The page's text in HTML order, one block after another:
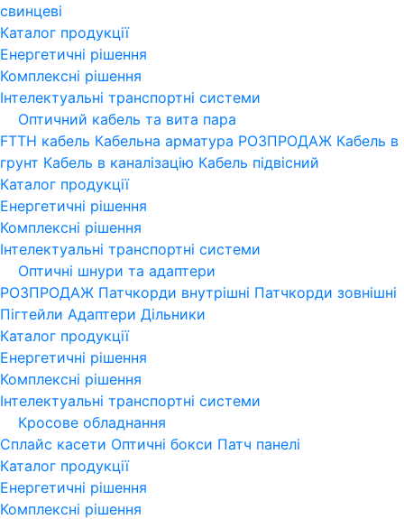
свинцеві
Каталог продукції
Енергетичні рішення
Комплексні рішення
Інтелектуальні транспортні системи
Оптичний кабель та вита пара
FTTH кабель Кабельна арматура РОЗПРОДАЖ Кабель в
грунт Кабель в каналізацію Кабель підвісний
Каталог продукції
Енергетичні рішення
Комплексні рішення
Інтелектуальні транспортні системи
Оптичні шнури та адаптери
РОЗПРОДАЖ Патчкорди внутрішні Патчкорди зовнішні
Пігтейли Адаптери Дільники
Каталог продукції
Енергетичні рішення
Комплексні рішення
Інтелектуальні транспортні системи
Кросове обладнання
Сплайс касети Оптичні бокси Патч панелі
Каталог продукції
Енергетичні рішення
Комплексні рішення